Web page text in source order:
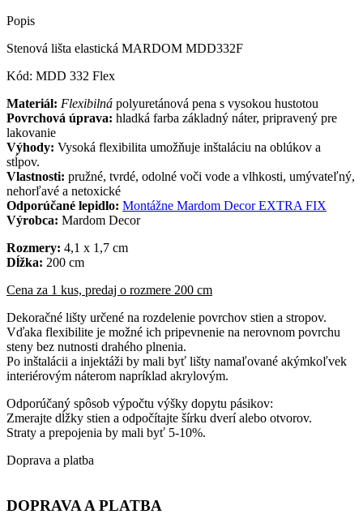
Popis
Stenová lišta elastická MARDOM MDD332F
Kód: MDD 332 Flex
Materiál: Flexibilná polyuretánová pena s vysokou hustotou
Povrchová úprava: hladká farba základný náter, pripravený pre
lakovanie
Výhody: Vysoká flexibilita umožňuje inštaláciu na oblúkov a
stĺpov.
Vlastnosti: pružné, tvrdé, odolné voči vode a vlhkosti, umývateľný,
nehorľavé a netoxické
Odporúčané lepidlo: Montážne Mardom Decor EXTRA FIX
Výrobca: Mardom Decor
Rozmery: 4,1 x 1,7 cm
Dĺžka: 200 cm
Cena za 1 kus, predaj o rozmere 200 cm
Dekoračné lišty určené na rozdelenie povrchov stien a stropov.
Vďaka flexibilite je možné ich pripevnenie na nerovnom povrchu
steny bez nutnosti drahého plnenia.
Po inštalácii a injektáži by mali byť lišty namaľované akýmkoľvek
interiérovým náterom napríklad akrylovým.
Odporúčaný spôsob výpočtu výšky dopytu pásikov:
Zmerajte dĺžky stien a odpočítajte šírku dverí alebo otvorov.
Straty a prepojenia by mali byť 5-10%.
Doprava a platba
DOPRAVA A PLATBA